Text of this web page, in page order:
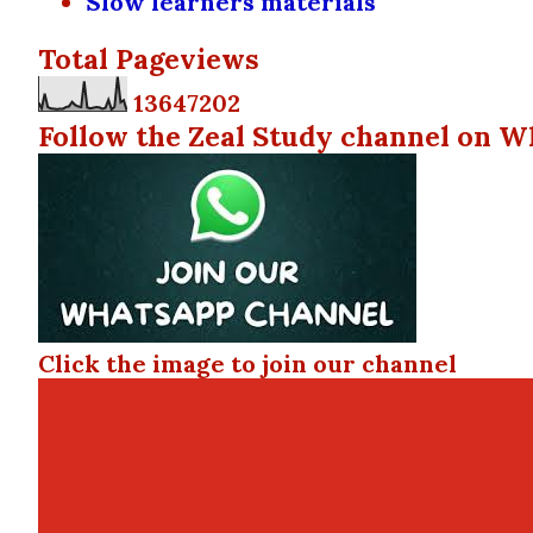
Total Pageviews
13647202
Follow the Zeal Study channel on
Click the image to join our channel